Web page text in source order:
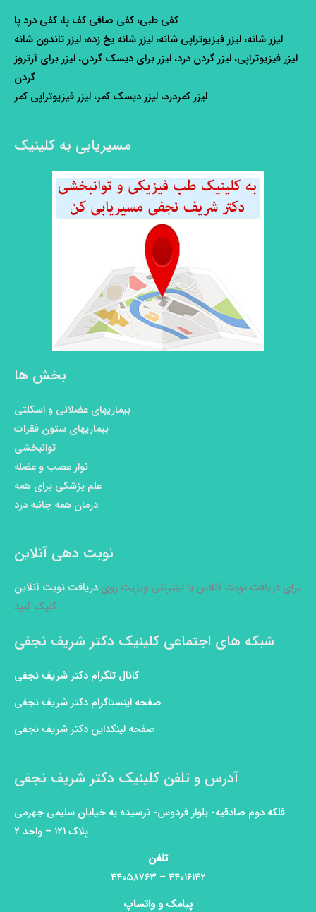
کفی طبی، کفی صافی کف پا، کفی درد پا
لیزر شانه، لیزر فیزیوتراپی شانه، لیزر شانه یخ زده، لیزر تاندون شانه
لیزر فیزیوتراپی، لیزر گردن درد، لیزر برای دیسک گردن، لیزر برای آرتروز
گردن
لیزر کمردرد، لیزر دیسک کمر، لیزر فیزیوتراپی کمر
مسیریابی به کلینیک
بخش ها
بیماریهای عضلانی و اسکلتی
بیماریهای ستون فقرات
توانبخشی
نوار عصب و عضله
علم پزشکی برای همه
درمان همه جانبه درد
نوبت دهی آنلاین
برای دریافت نوبت آنلاین یا اینترنتی ویزیت روی دریافت نوبت آنلاین
کلیک کنید
شبکه های اجتماعی کلینیک دکتر شریف نجفی
کانال تلگرام دکتر شریف نجفی
صفحه اینستاگرام دکتر شریف نجفی
صفحه لینکداین دکتر شریف نجفی
آدرس و تلفن کلینیک دکتر شریف نجفی
فلکه دوم صادقیه- بلوار فردوس- نرسیده به خیابان سلیمی جهرمی
پلاک ۱۲۱ – واحد ۲
تلفن
۴۴۰۱۶۱۴۲ – ۴۴۰۵۸۷۶۳
پیامک و واتساپ